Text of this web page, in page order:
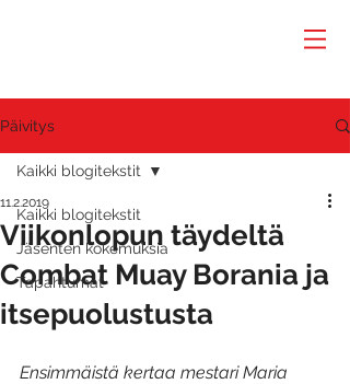
Päivitys
Kaikki blogitekstit
Jäsenten kokemuksia
Tapahtumat
Kaikki blogitekstit
Viikonlopun täydeltä
Combat Muay Borania ja
itsepuolustusta
11.2.2019
Ensimmäistä kertaa mestari Maria